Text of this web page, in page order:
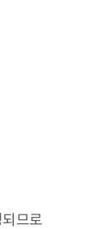
므로